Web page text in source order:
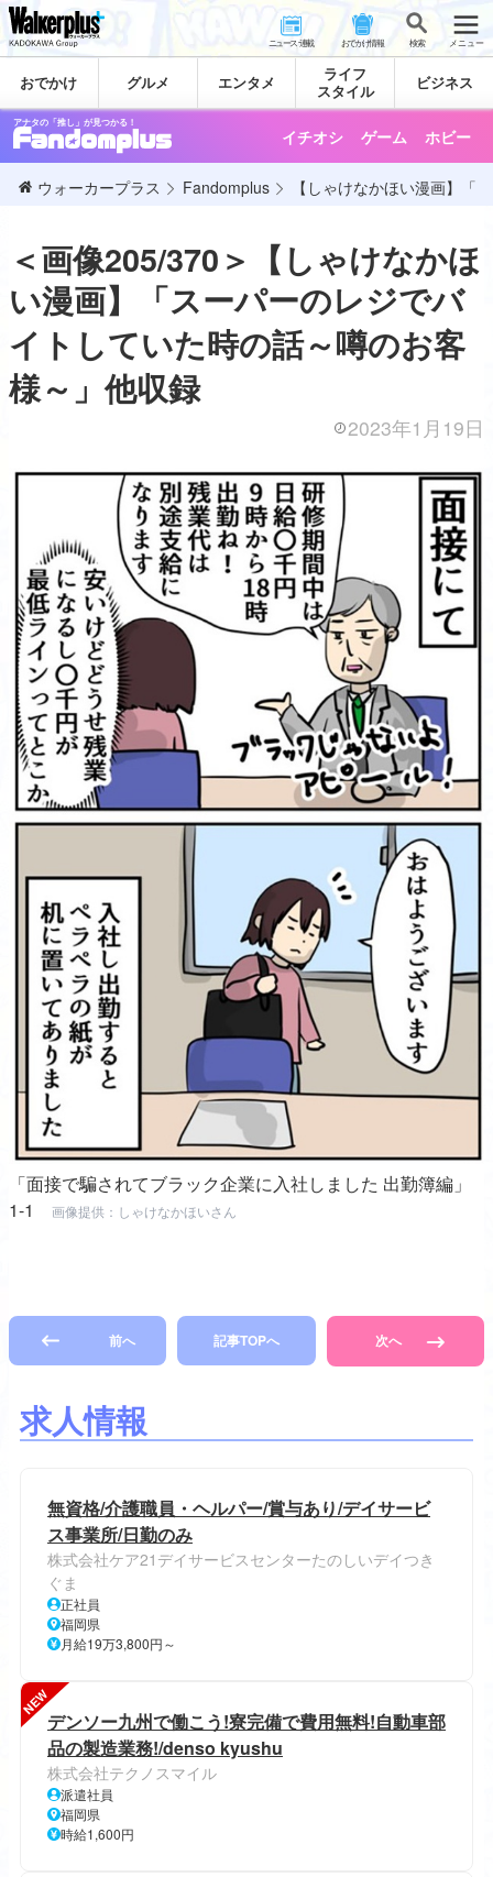
ニュース･連載 おでかけ情報 検 索 メニュー
おでかけ グルメ エンタメ
ライフ
スタイル
ビジネス
アナタの「推し」が見つかる！
イチオシ ゲーム ホビー
ウォーカープラス Fandomplus 【しゃけなかほい漫画】「
＜画像205/370＞【しゃけなかほ
い漫画】「スーパーのレジでバ
イトしていた時の話～噂のお客
様～」他収録
2023年1月19日
「面接で騙されてブラック企業に入社しました 出勤簿編」
1-1
画像提供：しゃけなかほいさん
前へ 記事TOPへ 次へ
求人情報
無資格/介護職員・ヘルパー/賞与あり/デイサービ
ス事業所/日勤のみ
株式会社ケア21デイサービスセンターたのしいデイつき
ぐま
正社員
福岡県
月給19万3,800円～
NEW
デンソー九州で働こう!寮完備で費用無料!自動車部
品の製造業務!/denso kyushu
株式会社テクノスマイル
派遣社員
福岡県
時給1,600円